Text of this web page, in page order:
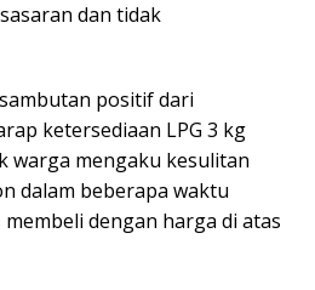
dan tidak
positif dari
ketersediaan LPG 3 kg
warga mengaku kesulitan
dalam beberapa waktu
dengan harga di atas